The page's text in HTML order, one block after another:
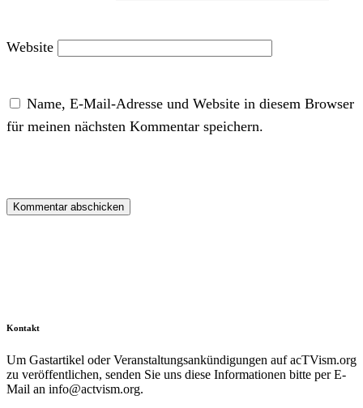
Website
Name, E-Mail-Adresse und Website in diesem Browser
für meinen nächsten Kommentar speichern.
Kontakt
Um Gastartikel oder Veranstaltungsankündigungen auf acTVism.org
zu veröffentlichen, senden Sie uns diese Informationen bitte per E-
Mail an info@actvism.org.